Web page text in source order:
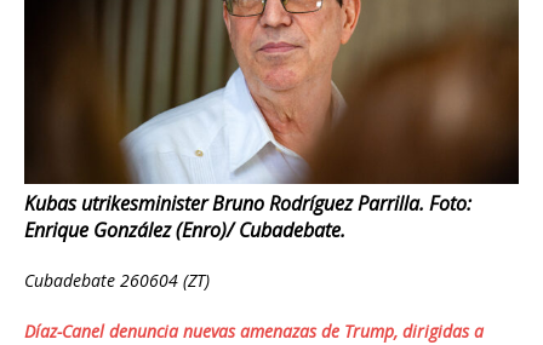
Kubas utrikesminister Bruno Rodríguez Parrilla. Foto:
Enrique González (Enro)/ Cubadebate.
Cubadebate 260604 (ZT)
Díaz-Canel denuncia nuevas amenazas de Trump, dirigidas a